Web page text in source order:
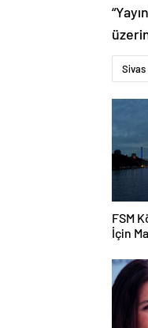
Sivas
FSM
İçin